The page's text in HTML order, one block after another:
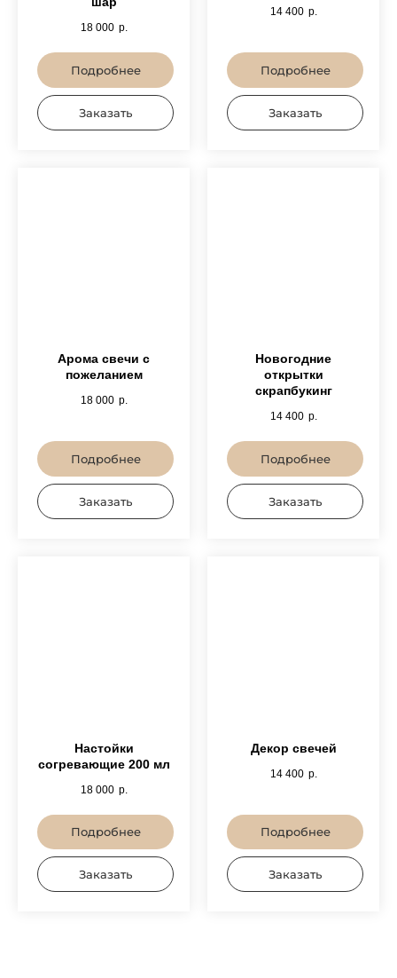
18 000 р.
Подробнее
Заказать
14 400 р.
Подробнее
Заказать
Арома свечи с
пожеланием
18 000 р.
Подробнее
Заказать
Новогодние
открытки
скрапбукинг
14 400 р.
Подробнее
Заказать
Настойки
согревающие 200 мл
18 000 р.
Подробнее
Заказать
Декор свечей
14 400 р.
Подробнее
Заказать